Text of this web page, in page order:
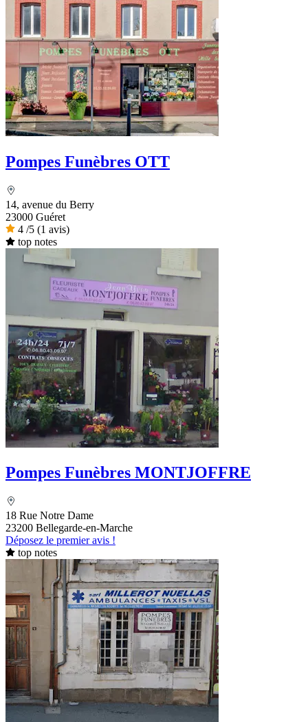
Pompes Funèbres OTT
14, avenue du Berry
23000 Guéret
4 /5 (1 avis)
top notes
Pompes Funèbres MONTJOFFRE
18 Rue Notre Dame
23200 Bellegarde-en-Marche
Déposez le premier avis !
top notes